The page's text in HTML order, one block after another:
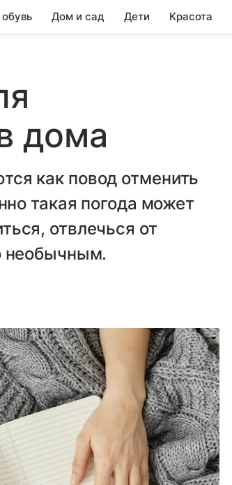
Дом и сад Дети Красота
дома
как повод отменить
такая погода может
отвлечься от
необычным.